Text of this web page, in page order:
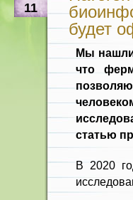
11
будет
Мы нашли
что
статью
В 2020